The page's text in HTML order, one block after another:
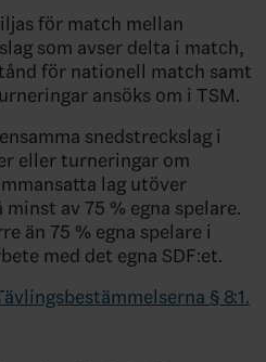
för match mellan
som avser delta i match,
för nationell match samt
ansöks om i TSM.
snedstreckslag i
eller turneringar om
lag utöver
av 75 % egna spelare.
än 75 % egna spelare i
med det egna SDF:et.
§ 8:1.